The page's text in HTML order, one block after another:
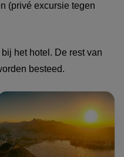
(privé excursie tegen
het hotel. De rest van
besteed.